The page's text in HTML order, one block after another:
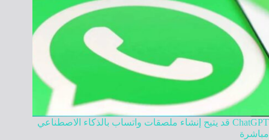
ChatGPT قد يتيح إنشاء ملصقات واتساب بالذكاء الاصطناعي
مباشرة